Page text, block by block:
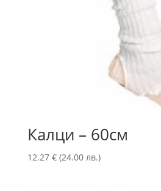
Калци – 60см
12.27 € (24.00 лв.)